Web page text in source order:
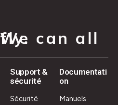
We can all fly.
Support &
sécurité
Sécurité
Documentati
on
Manuels